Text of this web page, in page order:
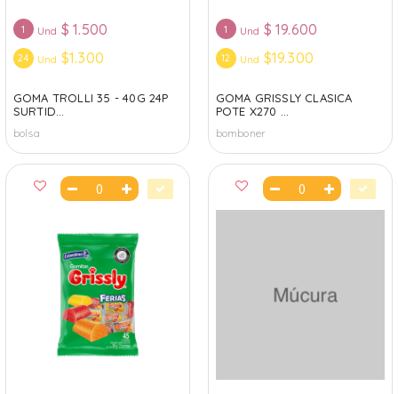
1 Und $ 1.500
24 Und $1.300
GOMA TROLLI 35 - 40G 24P
SURTID...
bolsa
1 Und $ 19.600
12 Und $19.300
GOMA GRISSLY CLASICA
POTE X270 ...
bomboner